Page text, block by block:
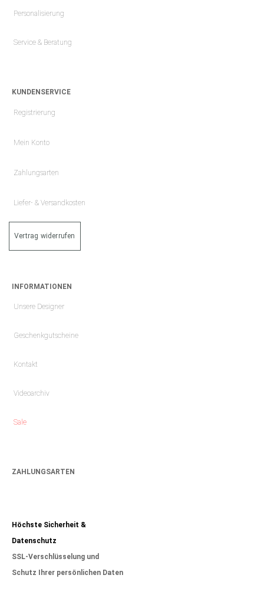
Personalisierung
Service & Beratung
KUNDENSERVICE
Registrierung
Mein Konto
Zahlungsarten
Liefer- & Versandkosten
Vertrag widerrufen
INFORMATIONEN
Unsere Designer
Geschenkgutscheine
Kontakt
Videoarchiv
Sale
ZAHLUNGSARTEN
Höchste Sicherheit &
Datenschutz
SSL-Verschlüsselung und
Schutz Ihrer persönlichen Daten